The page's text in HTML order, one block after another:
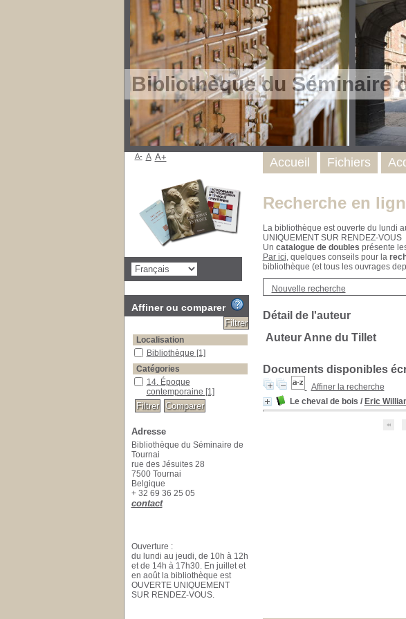
Bibliothèque du Séminaire
Recherche en
La bibliothèque est ouverte du lundi
UNIQUEMENT SUR RENDEZ-VOUS
Un catalogue de doubles présente
Par ici, quelques conseils pour la
bibliothèque (et tous les ouvrages
Nouvelle recherche
Détail de l'auteur
Auteur Anne du Tillet
Documents disponibles
Affiner la recherche
Le cheval de bois / Eric
Accueil Fichiers
A- A A+
Affiner ou comparer
Localisation
Bibliothèque [1]
Catégories
14. Époque
contemporaine [1]
Adresse
Bibliothèque du Séminaire de
Tournai
rue des Jésuites 28
7500 Tournai
Belgique
+ 32 69 36 25 05
contact
Ouverture :
du lundi au jeudi, de 10h à 12h
et de 14h à 17h30. En juillet et
en août la bibliothèque est
OUVERTE UNIQUEMENT
SUR RENDEZ-VOUS.